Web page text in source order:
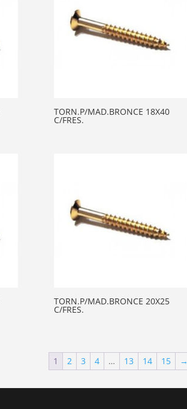
TORN.P/MAD.BRONCE 18X40
C/FRES.
TORN.P/MAD.BRONCE 20X25
C/FRES.
1 2 3 4 … 13 14 15 →